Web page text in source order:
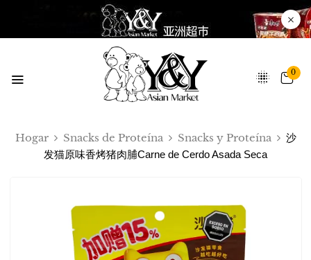
0
Hogar Snacks de Proteína Snacks y Proteína
沙
发猫原味香烤猪肉脯Carne de Cerdo Asada Seca